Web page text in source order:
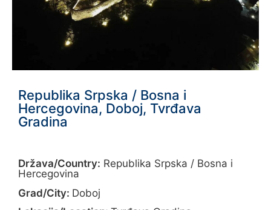
Republika Srpska / Bosna i
Hercegovina, Doboj, Tvrđava
Gradina
Država/Country: Republika Srpska / Bosna i
Hercegovina
Grad/City: Doboj